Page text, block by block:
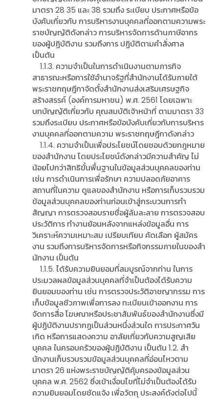
มาตรา 28 35 และ 38 รวมถึง ระเบียบ ประกาศหรือข้อ
บังคับเกี่ยวกับ การบริหารงานบุคคลที่ออกตามความพระ
ราชบัญญัติดังกล่าว การบริหารจัดการด้านภาษีอากร
ของผู้ปฏิบัติงาน รวมถึงการ ปฏิบัติตามคําสั่งศาล
เป็นต้น
1.1.3. ความจําเป็นในการดําเนินงานตามภารกิจ
สาธารณะหรือการใช้อํานาจรัฐที่สํานักงานได้รับภายใต้
พระราชกฤษฎีกาจัดตั้งสํานักงานส่งเสริมเศรษฐกิจ
สร้างสรรค์ (องค์การมหาชน) พ.ศ. 2561 โดยเฉพาะ
บทบัญญัติเกี่ยวกับ คุณสมบัติเจ้าหน้าที่ ตามมาตรา 33
รวมถึงระเบียบ ประกาศหรือข้อบังคับเกี่ยวกับการบริหาร
งานบุคคลที่ออกตามความ พระราชกฤษฎีกาดังกล่าว
1.1.4. ความจําเป็นเพื่อประโยชน์โดยชอบด้วยกฎหมาย
ของสํานักงาน โดยประโยชน์ดังกล่าวมีความสําคัญ ไม่
น้อยไปกว่าสิทธิขั้นพื้นฐานในข้อมูลส่วนบุคคลของท่าน
เช่น การดําเนินการเพื่อรักษา ความปลอดภัยอาคาร
สถานที่ในความ ดูแลของสํานักงาน หรือการเก็บรวบรวม
ข้อมูลส่วนบุคคลของท่านก่อนเข้าสู่กระบวนการทํา
สัญญา การตรวจสอบรายชื่อผู้ล้มละลาย การตรวจสอบ
ประวัติการ ทํางานย้อนหลังจากแหล่งข้อมูลอื่น การ
วิเคราะห์ความเหมาะสม เปรียบเทียบ คัดเลือก ผู้สมัคร
งาน รวมถึงการบริหารจัดการหรือกิจกรรมภายในของสํา
นักงาน เป็นต้น
1.1.5. ได้รับความยินยอมที่สมบูรณ์จากท่าน ในการ
ประมวลผลข้อมูลส่วนบุคคลที่จําเป็นต้องได้รับความ
ยินยอมของท่าน เช่น การตรวจประวัติอาชญากรรม การ
เก็บข้อมูลชีวภาพเพื่อการลง ทะเบียนเข้าออกงาน การ
จัดการสื่อ โฆษณาหรือประชาสัมพันธ์ของสํานักงานซึ่งมี
ผู้ปฏิบัติงานปรากฏเป็นส่วนหนึ่งส่วนใด การประกาศวัน
เกิด หรือการแสดงความ อาลัยเกี่ยวกับความสูญเสีย
บุคคล ในครอบครัวของผู้ปฏิบัติงาน เป็นต้น 1.2. สํา
นักงานเก็บรวบรวมข้อมูลส่วนบุคคลที่อ่อนไหวตาม
มาตรา 26 แห่งพระราชบัญญัติคุ้มครองข้อมูลส่วน
บุคคล พ.ศ. 2562 ซึ่งเข้าเงื่อนไขที่ไม่จําเป็นต้องได้รับ
ความยินยอมโดยชัดแจ้ง เพื่อวัตถุ ประสงค์ดังต่อไปนี้